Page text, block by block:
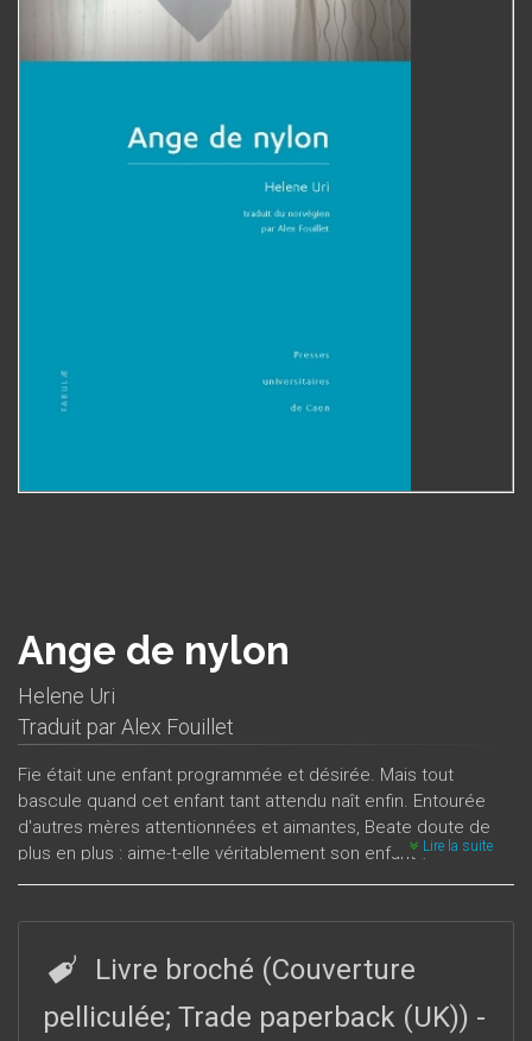
Ange de nylon
Helene Uri
Traduit parAlex Fouillet
Fie était une enfant programmée et désirée. Mais tout
bascule quand cet enfant tant attendu naît enfin. Entourée
d'autres mères attentionnées et aimantes, Beate doute de
plus en plus : aime-t-elle véritablement son enfant ?
maternité et les clichés qui entourent la relation parents-
enfants. Il a été classé parmi les trois meilleurs romans
norvégiens de l'année 2003 par deux grands quotidiens du
Lire la suite
Livre broché (Couverture
pelliculée; Trade paperback (UK)) -